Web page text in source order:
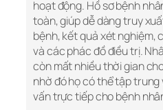
hoạt động. Hồ sơ bệnh
toàn, giúp dễ dàng truy
bệnh, kết quả xét nghiệm,
và các phác đồ điều trị.
còn mất nhiều thời gian
nhờ đó họ có thể tập
vấn trực tiếp cho bệnh